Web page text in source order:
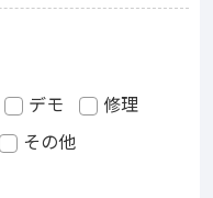
デモ
修理
その他